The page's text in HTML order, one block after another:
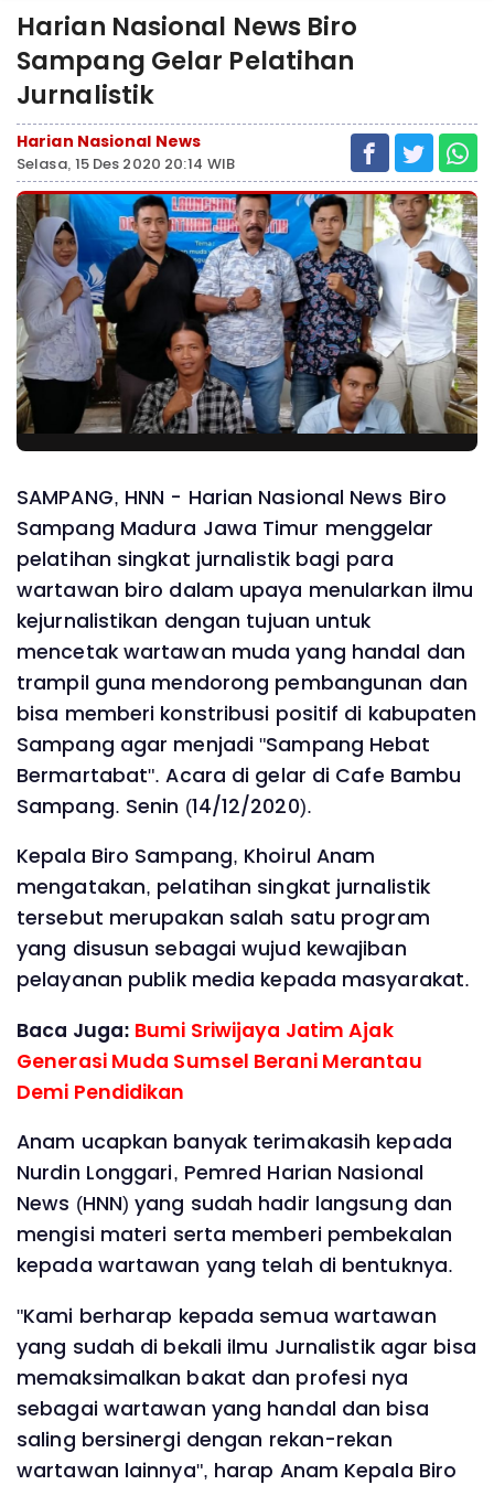
Harian Nasional News Biro
Sampang Gelar Pelatihan
Jurnalistik
Harian Nasional News
Selasa, 15 Des 2020 20:14 WIB
SAMPANG, HNN - Harian Nasional News Biro
Sampang Madura Jawa Timur menggelar
pelatihan singkat jurnalistik bagi para
wartawan biro dalam upaya menularkan ilmu
kejurnalistikan dengan tujuan untuk
mencetak wartawan muda yang handal dan
trampil guna mendorong pembangunan dan
bisa memberi konstribusi positif di kabupaten
Sampang agar menjadi "Sampang Hebat
Bermartabat". Acara di gelar di Cafe Bambu
Sampang. Senin (14/12/2020).
Kepala Biro Sampang, Khoirul Anam
mengatakan, pelatihan singkat jurnalistik
tersebut merupakan salah satu program
yang disusun sebagai wujud kewajiban
pelayanan publik media kepada masyarakat.
Baca Juga: Bumi Sriwijaya Jatim Ajak
Generasi Muda Sumsel Berani Merantau
Demi Pendidikan
Anam ucapkan banyak terimakasih kepada
Nurdin Longgari, Pemred Harian Nasional
News (HNN) yang sudah hadir langsung dan
mengisi materi serta memberi pembekalan
kepada wartawan yang telah di bentuknya.
"Kami berharap kepada semua wartawan
yang sudah di bekali ilmu Jurnalistik agar bisa
memaksimalkan bakat dan profesi nya
sebagai wartawan yang handal dan bisa
saling bersinergi dengan rekan-rekan
wartawan lainnya", harap Anam Kepala Biro